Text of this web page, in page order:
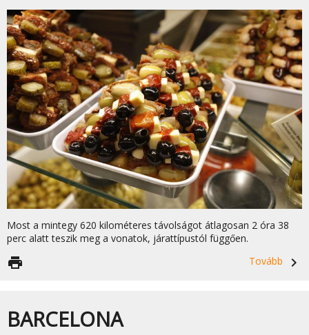
Most a mintegy 620 kilométeres távolságot átlagosan 2 óra 38
perc alatt teszik meg a vonatok, járattípustól függően.
Tovább
navigate_next
print
BARCELONA